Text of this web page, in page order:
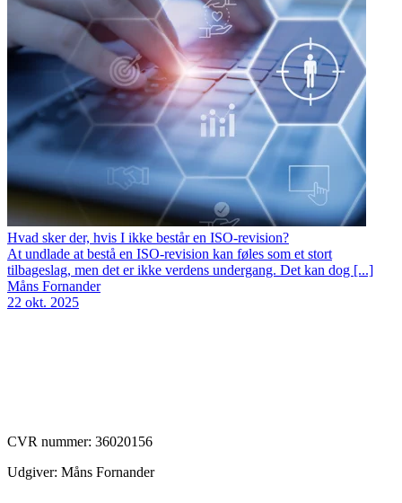
Hvad sker der, hvis I ikke består en ISO‑revision?
At undlade at bestå en ISO‑revision kan føles som et stort
tilbageslag, men det er ikke verdens undergang. Det kan dog [...]
Måns Fornander
22 okt. 2025
CVR nummer: 36020156
Udgiver: Måns Fornander